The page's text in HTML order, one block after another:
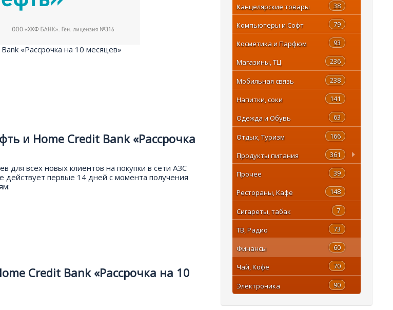
«Рассрочка на 10 месяцев»
и Home Credit Bank «Рассрочка
для всех новых клиентов на покупки в сети АЗС
действует первые 14 дней с момента получения
Credit Bank «Рассрочка на 10
38
Канцелярские товары
79
Компьютеры и Софт
93
Косметика и Парфюм
236
Магазины, ТЦ
238
Мобильная связь
141
Напитки, соки
63
Одежда и Обувь
166
Отдых, Туризм
361
Продукты питания
39
Прочее
148
Рестораны, Кафе
7
Сигареты, табак
73
ТВ, Радио
60
Финансы
70
Чай, Кофе
90
Электроника